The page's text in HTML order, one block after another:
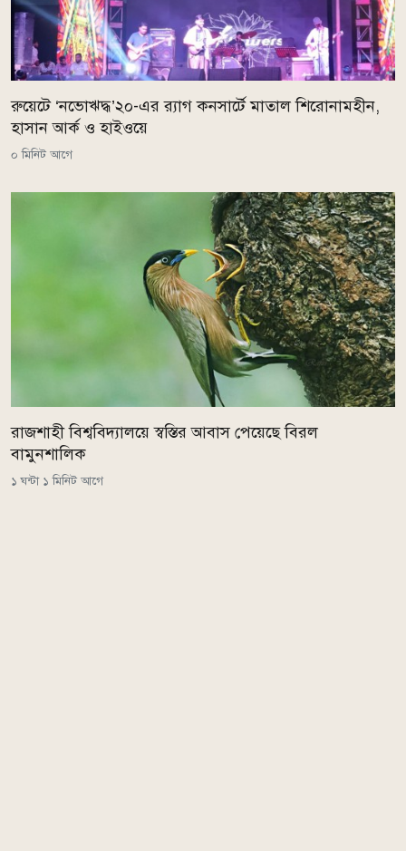
রুয়েটে ‘নভোঋদ্ধ’২০-এর র‍্যাগ কনসার্টে মাতাল শিরোনামহীন,
হাসান আর্ক ও হাইওয়ে
০ মিনিট আগে
রাজশাহী বিশ্ববিদ্যালয়ে স্বস্তির আবাস পেয়েছে বিরল
বামুনশালিক
১ ঘন্টা ১ মিনিট আগে